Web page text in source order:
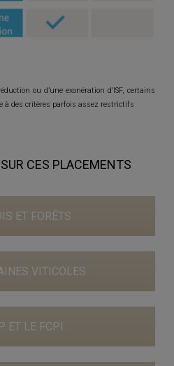
ou d’une exonération d’ISF, certains
à des critères parfois assez restrictifs
CES PLACEMENTS
ET FORÊTS
VITICOLES
ET LE FCPI